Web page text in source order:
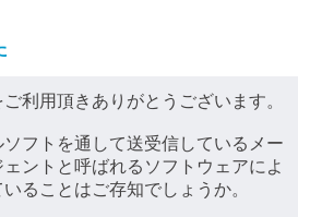
利用頂きありがとうございます。
フトを通して送受信しているメー
ントと呼ばれるソフトウェアによ
ることはご存知でしょうか。